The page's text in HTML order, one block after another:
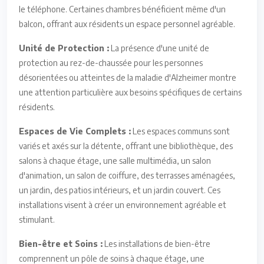
le téléphone. Certaines chambres bénéficient même d'un
balcon, offrant aux résidents un espace personnel agréable.
Unité de Protection :La présence d'une unité de
protection au rez-de-chaussée pour les personnes
désorientées ou atteintes de la maladie d'Alzheimer montre
une attention particulière aux besoins spécifiques de certains
résidents.
Espaces de Vie Complets :Les espaces communs sont
variés et axés sur la détente, offrant une bibliothèque, des
salons à chaque étage, une salle multimédia, un salon
d'animation, un salon de coiffure, des terrasses aménagées,
un jardin, des patios intérieurs, et un jardin couvert. Ces
installations visent à créer un environnement agréable et
stimulant.
Bien-être et Soins :Les installations de bien-être
comprennent un pôle de soins à chaque étage, une